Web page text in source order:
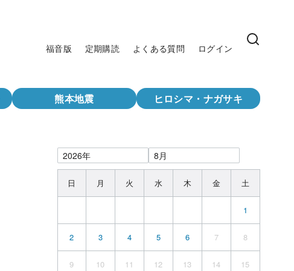
福音版 定期購読 よくある質問 ログイン
熊本地震 ヒロシマ・ナガサキ
日 月 火 水 木 金 土
1
2 3 4 5 6 7 8
9 10 11 12 13 14 15